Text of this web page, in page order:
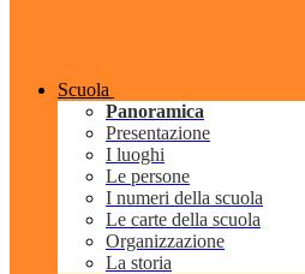
Scuola
Panoramica
Presentazione
I luoghi
Le persone
I numeri della scuola
Le carte della scuola
Organizzazione
La storia